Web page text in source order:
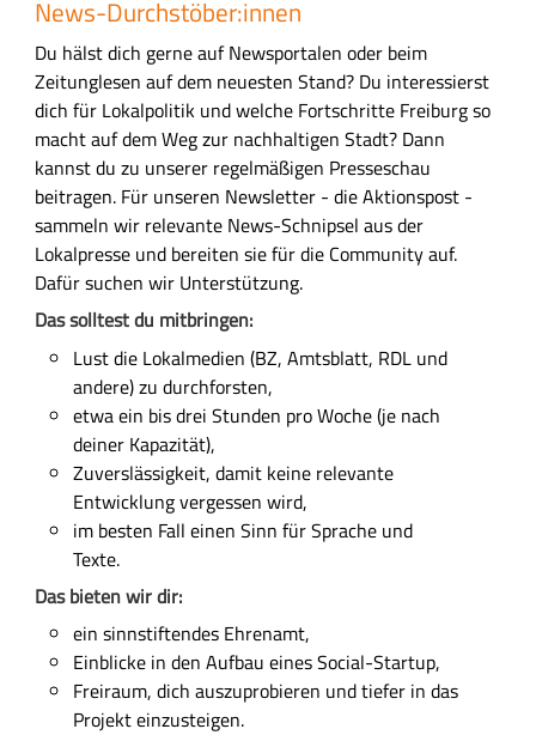
News-Durchstöber:innen
Du hälst dich gerne auf Newsportalen oder beim
Zeitunglesen auf dem neuesten Stand? Du interessierst
dich für Lokalpolitik und welche Fortschritte Freiburg so
macht auf dem Weg zur nachhaltigen Stadt? Dann
kannst du zu unserer regelmäßigen Presseschau
beitragen. Für unseren Newsletter - die Aktionspost -
sammeln wir relevante News-Schnipsel aus der
Lokalpresse und bereiten sie für die Community auf.
Dafür suchen wir Unterstützung.
Das solltest du mitbringen:
Lust die Lokalmedien (BZ, Amtsblatt, RDL und
andere) zu durchforsten,
etwa ein bis drei Stunden pro Woche (je nach
deiner Kapazität),
Zuverslässigkeit, damit keine relevante
Entwicklung vergessen wird,
im besten Fall einen Sinn für Sprache und
Texte.
Das bieten wir dir:
ein sinnstiftendes Ehrenamt,
Einblicke in den Aufbau eines Social-Startup,
Freiraum, dich auszuprobieren und tiefer in das
Projekt einzusteigen.